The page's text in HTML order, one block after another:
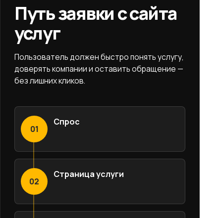
Путь заявки с сайта
услуг
Пользователь должен быстро понять услугу,
доверять компании и оставить обращение —
без лишних кликов.
01
Спрос
02
Страница услуги